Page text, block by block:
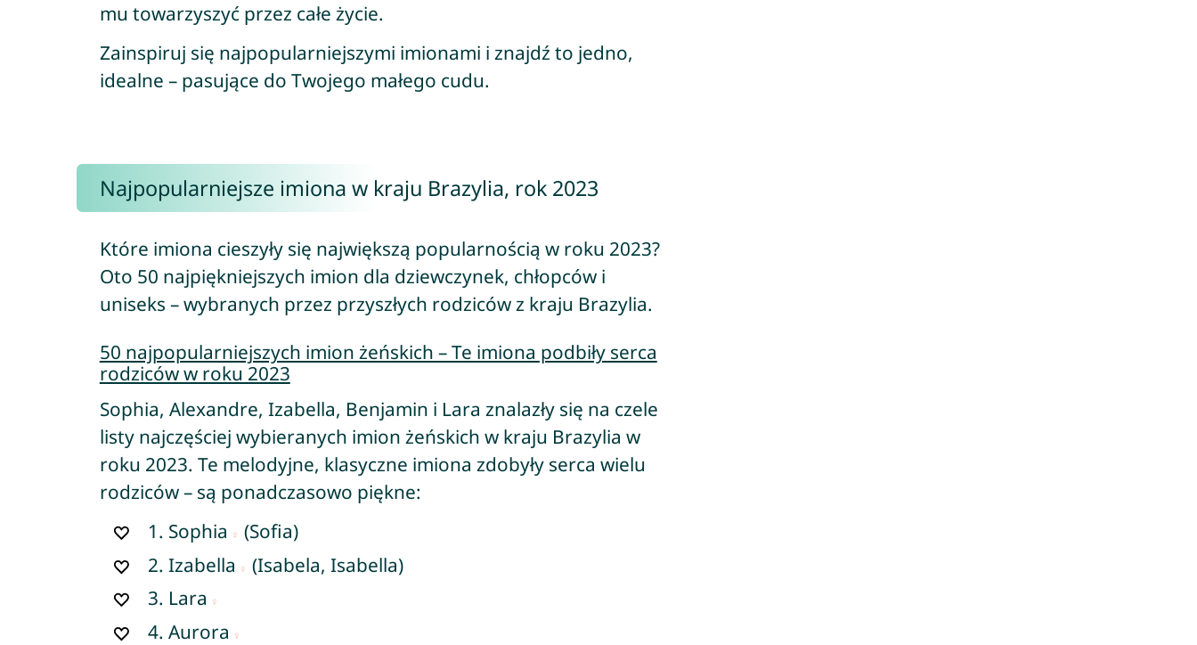
mu towarzyszyć przez całe życie.
Zainspiruj się najpopularniejszymi imionami i znajdź to jedno,
idealne – pasujące do Twojego małego cudu.
Najpopularniejsze imiona w kraju Brazylia, rok 2023
Które imiona cieszyły się największą popularnością w roku 2023?
Oto 50 najpiękniejszych imion dla dziewczynek, chłopców i
uniseks – wybranych przez przyszłych rodziców z kraju Brazylia.
50 najpopularniejszych imion żeńskich – Te imiona podbiły serca
rodziców w roku 2023
Sophia, Alexandre, Izabella, Benjamin i Lara znalazły się na czele
listy najczęściej wybieranych imion żeńskich w kraju Brazylia w
roku 2023. Te melodyjne, klasyczne imiona zdobyły serca wielu
rodziców – są ponadczasowo piękne:
1. Sophia
(Sofia)
2.Izabella
(Isabela, Isabella)
3. Lara
4.Aurora